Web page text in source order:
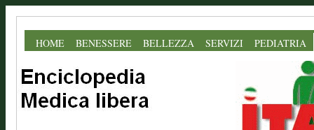
HOME BENESSERE BELLEZZA SERVIZI PEDIATRIA